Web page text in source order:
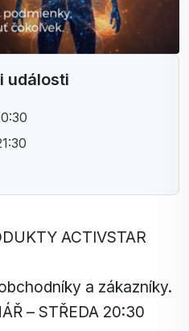
události
ACTIVSTAR
a zákazníky.
– STŘEDA 20:30